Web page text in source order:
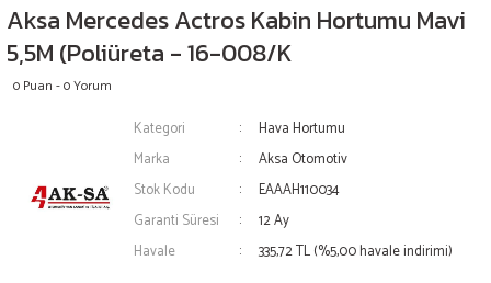
Aksa Mercedes Actros Kabin Hortumu Mavi
5,5M (Poliüreta - 16-008/K
0 Puan - 0 Yorum
Kategori
Hava Hortumu
Marka
Aksa Otomotiv
Stok Kodu
EAAAH110034
Garanti Süresi
12 Ay
Havale
335,72 TL (%5,00 havale indirimi)